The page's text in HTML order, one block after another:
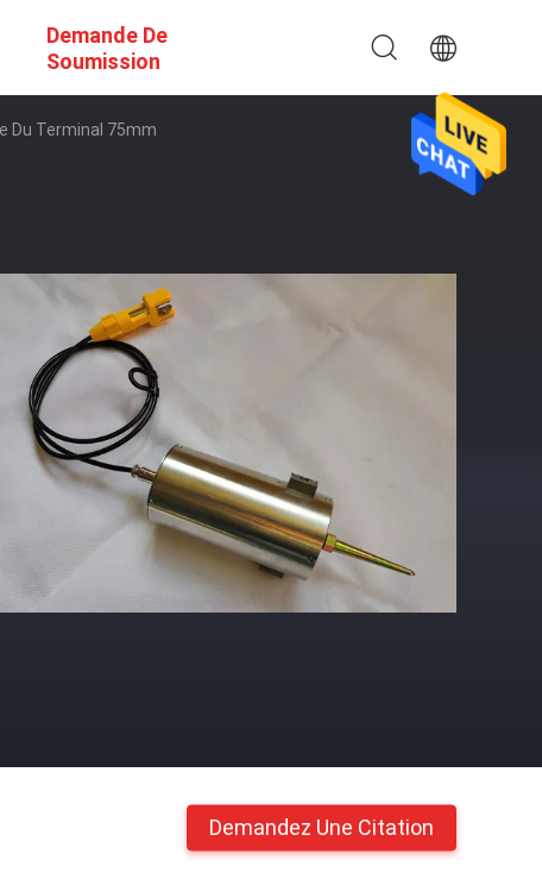
Demande De
Soumission
Du Terminal 75mm
Demandez Une Citation